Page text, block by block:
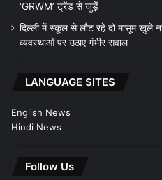
‘GRWM’ ट्रेंड से जुड़ें
दिल्ली में स्कूल से लौट रहे दो मासूम खुले
व्यवस्थाओं पर उठाए गंभीर सवाल
LANGUAGE SITES
English News
Hindi News
Follow Us